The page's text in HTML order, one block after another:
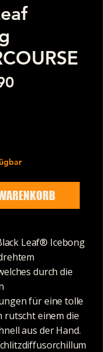
Preis
Leaf® Icebong
durch die
für eine tolle
rutscht einem die
aus der Hand.